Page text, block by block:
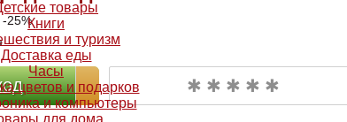
25%
✱ ✱ ✱ ✱ ✱
товары
Книги
и туризм
Доставка еды
Часы
цветов и подарков
и компьютеры
для дома